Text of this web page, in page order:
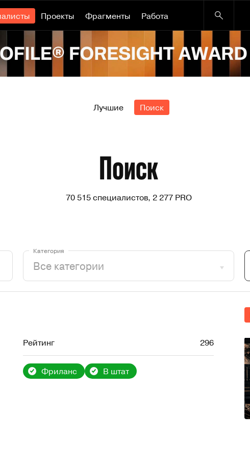
Проекты Фрагменты Работа
Лучшие Поиск
Поиск
70 515 специалистов, 2 277 PRO
Категория
Рейтинг 296
Фриланс В штат